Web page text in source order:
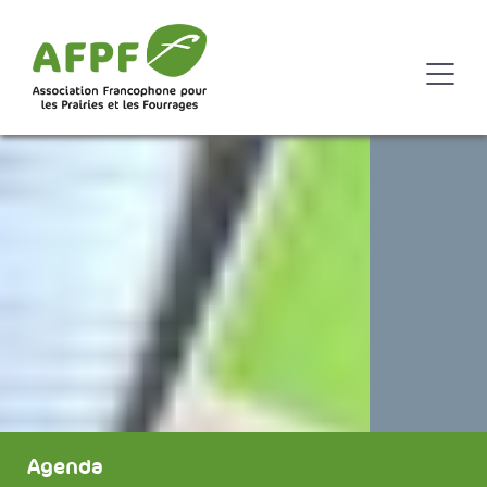
Agenda